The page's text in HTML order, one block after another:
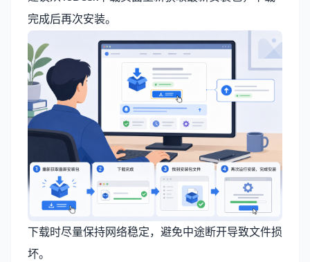
完成后再次安装。
下载时尽量保持网络稳定，避免中途断开导致文件损
坏。